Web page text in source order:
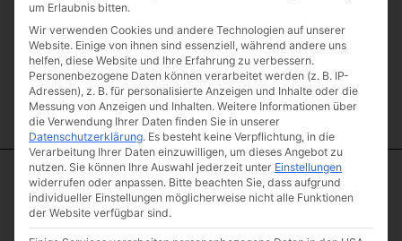
Start/ Quadersteine/Rustikal/ Jura Marmor Naturstein
Schwerlastmauer Quader 60
Jura Marmor
um Erlaubnis bitten.
Wir verwenden Cookies und andere Technologien auf unserer
Website. Einige von ihnen sind essenziell, während andere uns
helfen, diese Website und Ihre Erfahrung zu verbessern.
Personenbezogene Daten können verarbeitet werden (z. B. IP-
Adressen), z. B. für personalisierte Anzeigen und Inhalte oder die
Messung von Anzeigen und Inhalten. Weitere Informationen über
die Verwendung Ihrer Daten finden Sie in unserer
Datenschutzerklärung. Es besteht keine Verpflichtung, in die
Verarbeitung Ihrer Daten einzuwilligen, um dieses Angebot zu
nutzen. Sie können Ihre Auswahl jederzeit unter Einstellungen
widerrufen oder anpassen. Bitte beachten Sie, dass aufgrund
individueller Einstellungen möglicherweise nicht alle Funktionen
der Website verfügbar sind.